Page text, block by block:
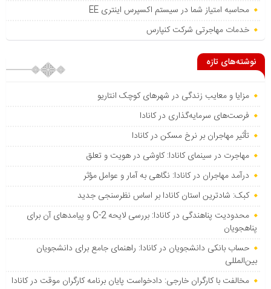
محاسبه امتیاز شما در سیستم اکسپرس اینتری EE
خدمات مهاجرتی شرکت کنپارس
نوشته‌های تازه
مزایا و معایب زندگی در شهرهای کوچک انتاریو
فرصت‌های سرمایه‌گذاری در کانادا
تأثیر مهاجران بر نرخ مسکن در کانادا
مهاجرت در سینمای کانادا: کاوشی در هویت و تعلق
درآمد مهاجران در کانادا: نگاهی به آمار و عوامل مؤثر
کبک: شادترین استان کانادا بر اساس نظرسنجی جدید
محدودیت پناهندگی در کانادا: بررسی لایحه C-2 و پیامدهای آن برای
پناهجویان
حساب بانکی دانشجویان در کانادا: راهنمای جامع برای دانشجویان
بین‌المللی
مخالفت با کارگران خارجی: دادخواست پایان برنامه کارگران موقت در کانادا